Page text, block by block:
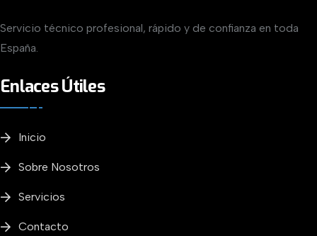
Servicio técnico profesional, rápido y de confianza en toda
España.
Enlaces Útiles
Inicio
Sobre Nosotros
Servicios
Contacto